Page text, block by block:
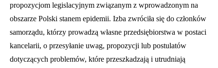
propozycjom legislacyjnym związanym z wprowadzonym na
obszarze Polski stanem epidemii. Izba zwróciła się do członków
samorządu, którzy prowadzą własne przedsiębiorstwa w postaci
kancelarii, o przesyłanie uwag, propozycji lub postulatów
dotyczących problemów, które przeszkadzają i utrudniają